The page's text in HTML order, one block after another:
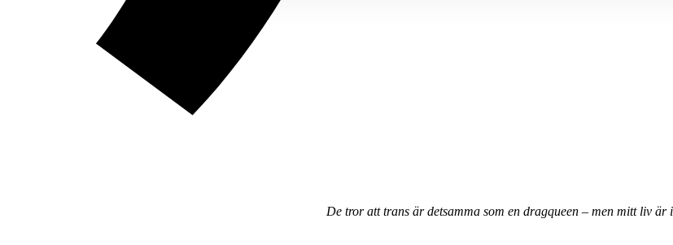
De tror att trans är detsamma som en dragqueen – men mitt liv är